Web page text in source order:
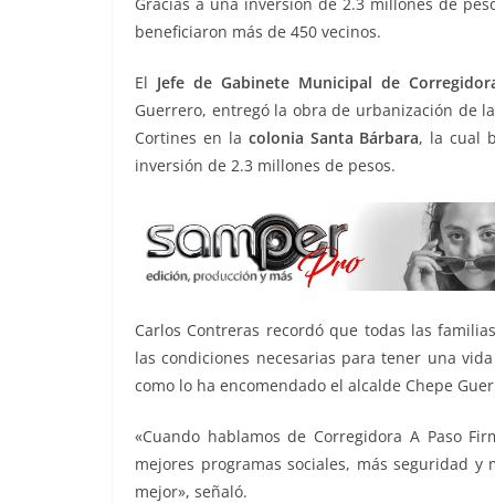
o
k
p g m tir
beneficiaron más de 450 vecinos.
El Jefe de Gabinete Municipal de
Guerrero, entregó la obra de urbanización de
Cortines en la colonia Santa Bárbara, la cual
inversión de 2.3 millones de pesos.
Carlos Contreras recordó que todas las
las condiciones necesarias para tener una
como lo ha encomendado el alcalde Chepe
«Cuando hablamos de Corregidora A Paso
mejores programas sociales, más seguridad
mejor», señaló.